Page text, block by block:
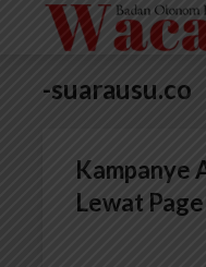
-suarausu.co
Kampanye
Lewat